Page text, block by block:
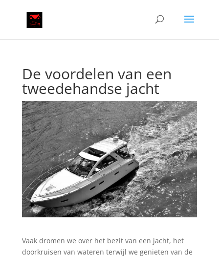
De voordelen van een
tweedehandse jacht
Vaak dromen we over het bezit van een jacht, het
doorkruisen van wateren terwijl we genieten van de